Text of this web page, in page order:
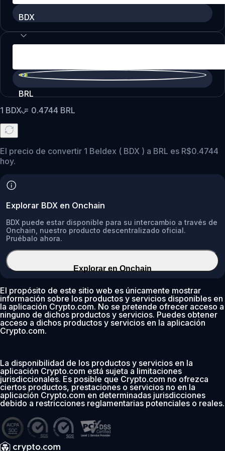
BDX
BRL
1 BDX= 0.4744 BRL
El precio de convertir 1 Beldex ( BDX ) a BRL es R$0.4744
hoy.
Explorar BDX en Onchain
BDX puede estar disponible para su intercambio a través de
Onchain, nuestro producto descentralizado oficial.
Pruébalo ahora.
Explorar en Onchain
El propósito de este sitio web es únicamente mostrar
información sobre los productos y servicios disponibles en
la aplicación Crypto.com. No se pretende ofrecer acceso a
ninguno de dichos productos y servicios. Puedes obtener
acceso a dichos productos y servicios en la aplicación
Crypto.com.
La disponibilidad de los productos y servicios en la
aplicación Crypto.com está sujeta a limitaciones
jurisdiccionales. Es posible que Crypto.com no ofrezca
ciertos productos, prestaciones o servicios no en la
aplicación Crypto.com en determinadas jurisdicciones
debido a restricciones reglamentarias potenciales o reales.